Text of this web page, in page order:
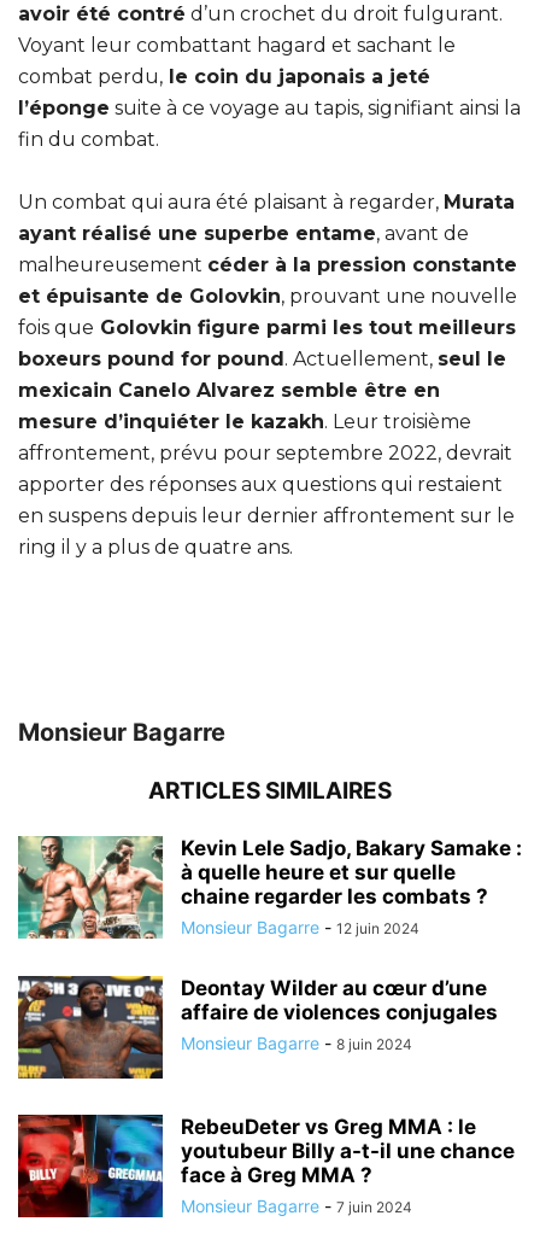
avoir été contré d’un crochet du droit fulgurant.
Voyant leur combattant hagard et sachant le
combat perdu, le coin du japonais a jeté
l’éponge suite à ce voyage au tapis, signifiant ainsi la
fin du combat.
Un combat qui aura été plaisant à regarder, Murata
ayant réalisé une superbe entame, avant de
malheureusement céder à la pression constante
et épuisante de Golovkin, prouvant une nouvelle
fois que Golovkin figure parmi les tout meilleurs
boxeurs pound for pound. Actuellement, seul le
mexicain Canelo Alvarez semble être en
mesure d’inquiéter le kazakh. Leur troisième
affrontement, prévu pour septembre 2022, devrait
apporter des réponses aux questions qui restaient
en suspens depuis leur dernier affrontement sur le
ring il y a plus de quatre ans.
Monsieur Bagarre
ARTICLES SIMILAIRES
Kevin Lele Sadjo, Bakary Samake :
à quelle heure et sur quelle
chaine regarder les combats ?
Monsieur Bagarre - 12 juin 2024
Deontay Wilder au cœur d’une
affaire de violences conjugales
Monsieur Bagarre - 8 juin 2024
RebeuDeter vs Greg MMA : le
youtubeur Billy a-t-il une chance
face à Greg MMA ?
Monsieur Bagarre - 7 juin 2024